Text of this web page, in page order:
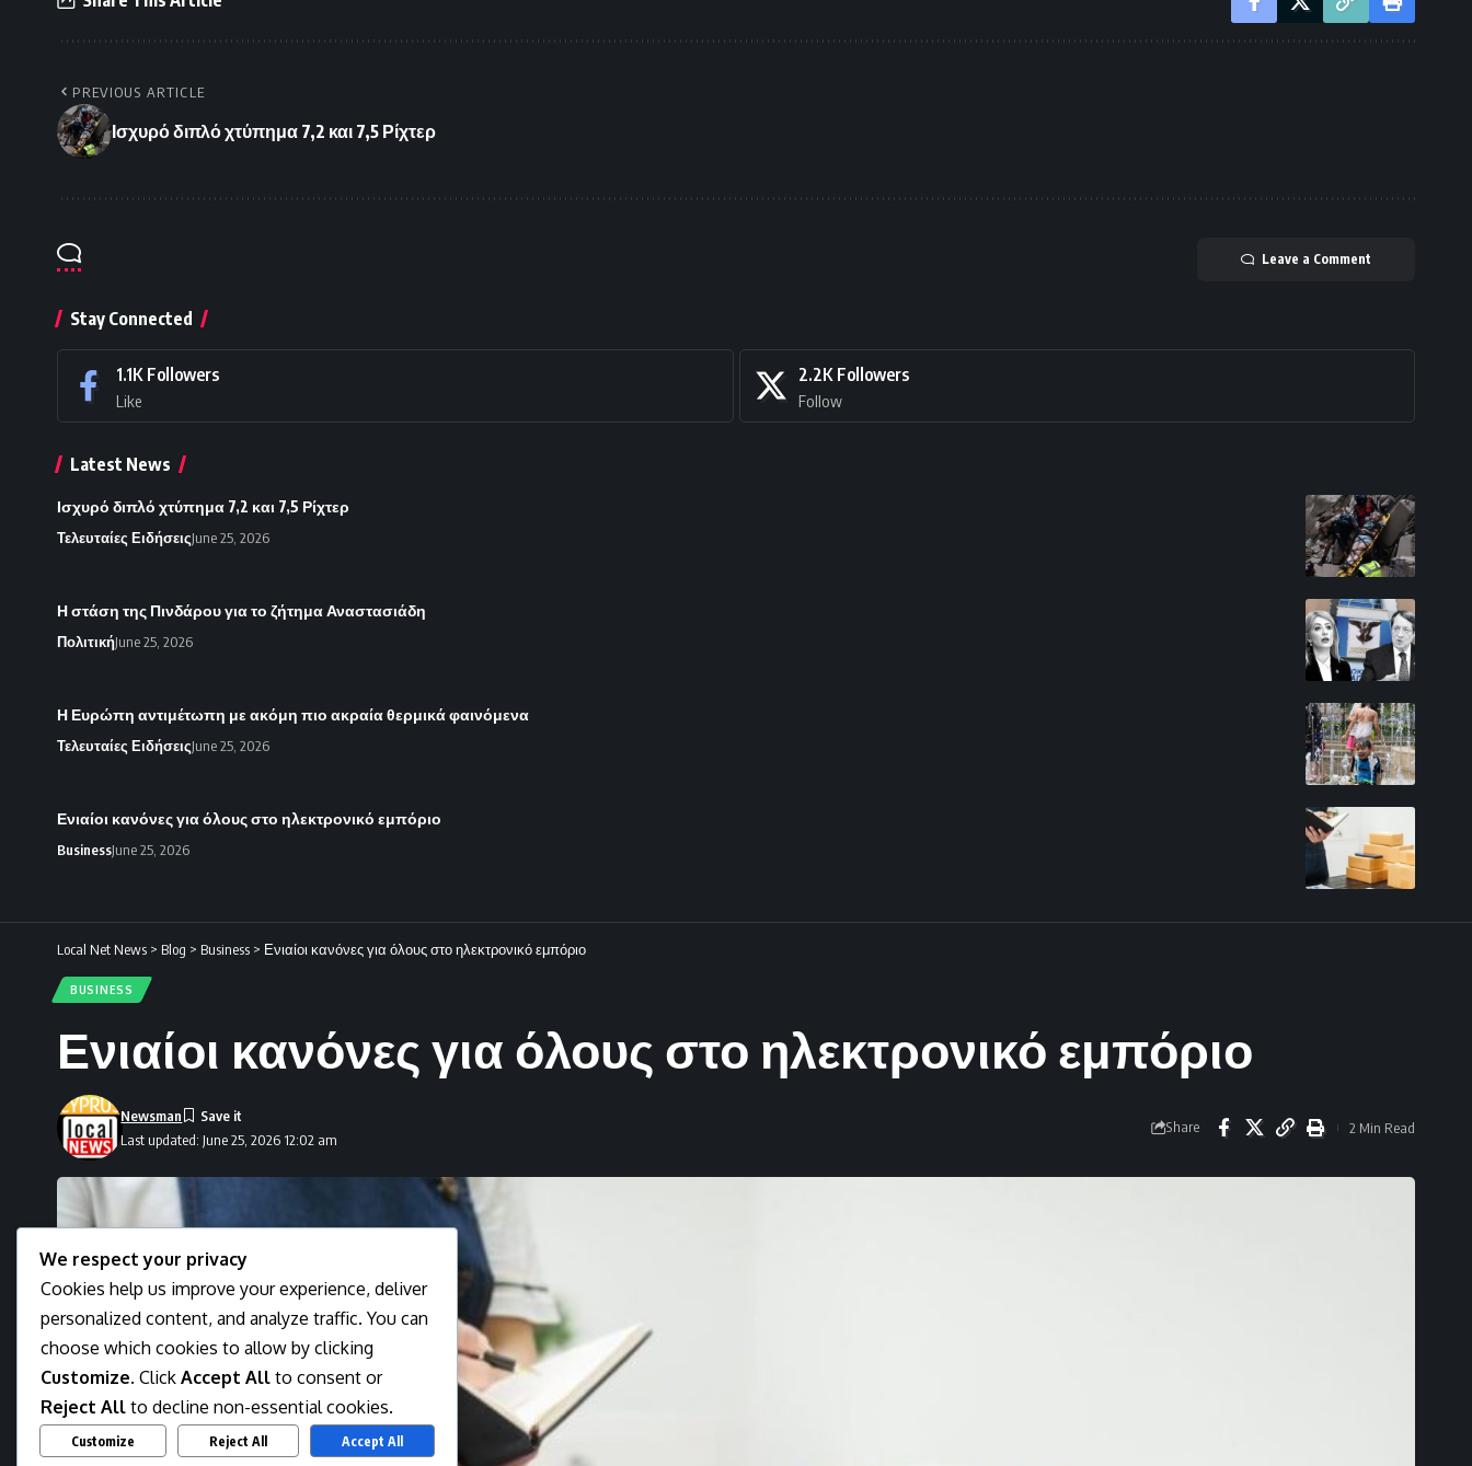
PREVIOUS ARTICLE
Ισχυρό διπλό χτύπημα 7,2 και 7,5 Ρίχτερ
Leave a Comment
Stay Connected
1.1K Followers
Like
2.2K Followers
Follow
Latest News
Ισχυρό διπλό χτύπημα 7,2 και 7,5 Ρίχτερ
Τελευταίες ΕιδήσειςJune 25, 2026
Η στάση της Πινδάρου για το ζήτημα Αναστασιάδη
ΠολιτικήJune 25, 2026
Η Ευρώπη αντιμέτωπη με ακόμη πιο ακραία θερμικά φαινόμενα
Τελευταίες ΕιδήσειςJune 25, 2026
Ενιαίοι κανόνες για όλους στο ηλεκτρονικό εμπόριο
BusinessJune 25, 2026
Local Net News > Blog > Business > Ενιαίοι κανόνες για όλους στο ηλεκτρονικό εμπόριο
BUSINESS
Ενιαίοι κανόνες για όλους στο ηλεκτρονικό εμπόριο
Last updated: June 25, 2026 12:02 am
Newsman
Share 2 Min Read
We respect your privacy
Cookies help us improve your experience, deliver
personalized content, and analyze traffic. You can
choose which cookies to allow by clicking
Customize. Click Accept All to consent or
Reject All to decline non-essential cookies.
Customize Reject All Accept All